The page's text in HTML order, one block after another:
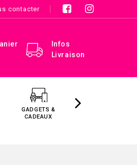
contacter
Infos
Livraison
GADGETS &
CADEAUX